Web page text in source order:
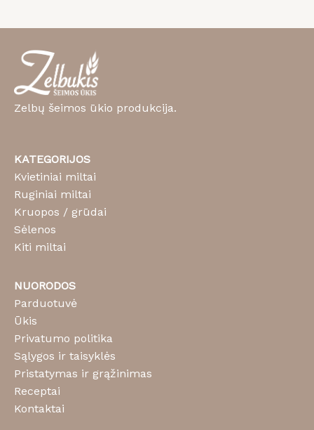
Zelbų šeimos ūkio produkcija.
KATEGORIJOS
Kvietiniai miltai
Ruginiai miltai
Kruopos / grūdai
Sėlenos
Kiti miltai
NUORODOS
Parduotuvė
Ūkis
Privatumo politika
Sąlygos ir taisyklės
Pristatymas ir grąžinimas
Receptai
Kontaktai